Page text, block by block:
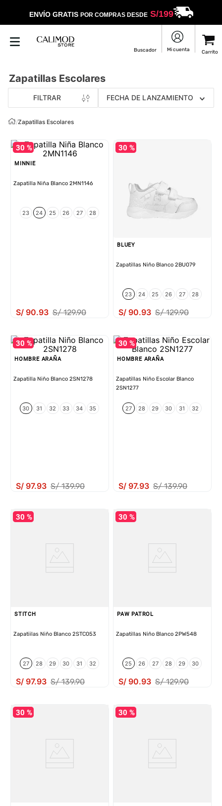
ENVÍO GRATIS POR COMPRAS DESDES/199
Zapatillas Escolares
FILTRAR FECHA DE LANZAMIENTO
/Zapatillas Escolares
30 %
MINNIE
Zapatilla Niña Blanco 2MN1146
23 24 25 26 27 28
S/ 90.93 S/ 129.90
30 %
BLUEY
Zapatillas Niño Blanco 2BU079
23 24 25 26 27 28
S/ 90.93 S/ 129.90
30 %
HOMBRE ARAÑA
Zapatilla Niño Blanco 2SN1278
30 31 32 33 34 35
S/ 97.93 S/ 139.90
30 %
HOMBRE ARAÑA
Zapatillas Niño Escolar Blanco
2SN1277
27 28 29 30 31 32
S/ 97.93 S/ 139.90
30 %
STITCH
Zapatiilas Niño Blanco 2STC053
27 28 29 30 31 32
S/ 97.93 S/ 139.90
30 %
PAW PATROL
Zapatillas Niño Blanco 2PW548
25 26 27 28 29 30
S/ 90.93 S/ 129.90
30 % 30 %